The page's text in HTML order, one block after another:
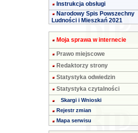
Instrukcja obsługi
Narodowy Spis Powszechny
Ludności i Mieszkań 2021
Moja sprawa w internecie
Prawo miejscowe
Redaktorzy strony
Statystyka odwiedzin
Statystyka czytalności
Skargi i Wnioski
Rejestr zmian
Mapa serwisu